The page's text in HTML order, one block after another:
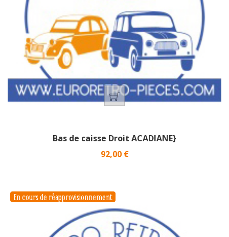
Bas de caisse Droit ACADIANE}
Prix
92,00 €
En cours de réapprovisionnement